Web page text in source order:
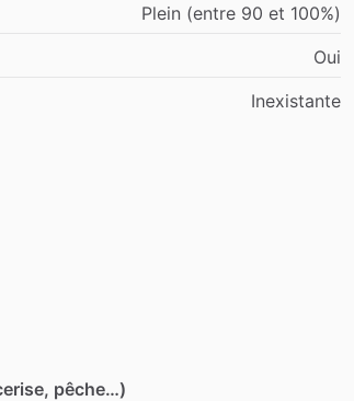
Plein (entre 90 et 100%)
Oui
Inexistante
pêche…)